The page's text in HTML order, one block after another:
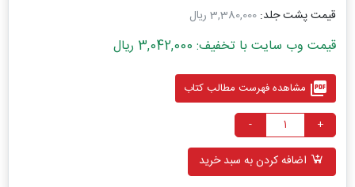
قیمت پشت جلد: 3,380,000 ریال
قیمت وب سایت با تخفیف: 3,042,000 ریال
picture_as_pdf مشاهده فهرست مطالب کتاب
+
-
اضافه کردن به سبد خرید